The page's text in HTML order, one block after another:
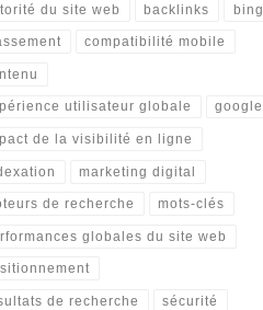
du site web backlinks bing
compatibilité mobile
utilisateur globale google
de la visibilité en ligne
marketing digital
de recherche mots-clés
globales du site web
de recherche sécurité